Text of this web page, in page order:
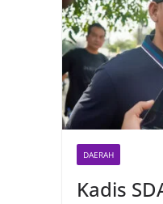
DAERAH
Kadis